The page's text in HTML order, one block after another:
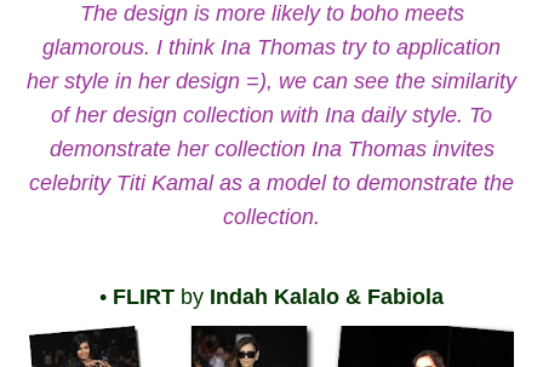
The design is more likely to boho meets
glamorous. I think Ina Thomas try to application
her style in her design =), we can see the similarity
of her design collection with Ina daily style. To
demonstrate her collection Ina Thomas invites
celebrity Titi Kamal as a model to demonstrate the
collection.
• FLIRT by Indah Kalalo & Fabiola